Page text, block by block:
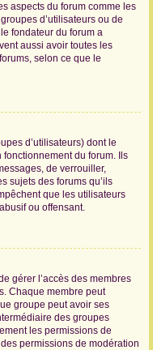
aspects du forum comme les
d’utilisateurs ou de
fondateur du forum a
aussi avoir toutes les
selon ce que le
d’utilisateurs) dont le
du forum. Ils
de verrouiller,
sujets des forums qu’ils
que les utilisateurs
ou offensant.
gérer l’accès des membres
Chaque membre peut
groupe peut avoir ses
des groupes
les permissions de
permissions de modération